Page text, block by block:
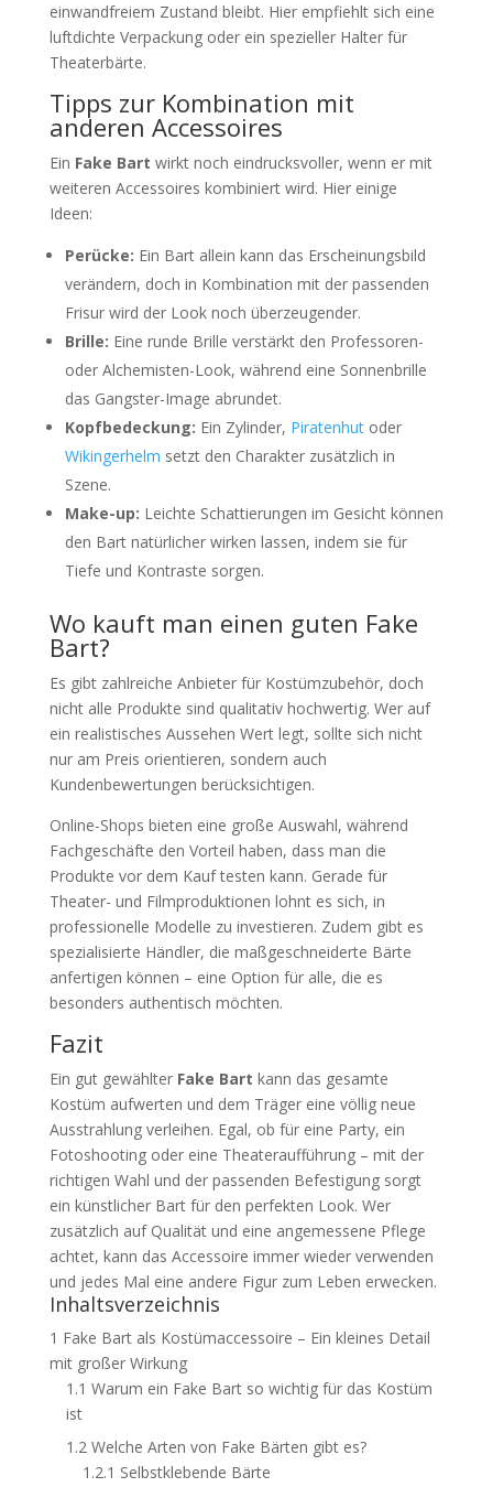
einwandfreiem Zustand bleibt. Hier empfiehlt sich eine
luftdichte Verpackung oder ein spezieller Halter für
Theaterbärte.
Tipps zur Kombination mit
anderen Accessoires
Ein Fake Bart wirkt noch eindrucksvoller, wenn er mit
weiteren Accessoires kombiniert wird. Hier einige
Ideen:
Perücke: Ein Bart allein kann das Erscheinungsbild
verändern, doch in Kombination mit der passenden
Frisur wird der Look noch überzeugender.
Brille: Eine runde Brille verstärkt den Professoren-
oder Alchemisten-Look, während eine Sonnenbrille
das Gangster-Image abrundet.
Kopfbedeckung: Ein Zylinder, Piratenhutoder
Wikingerhelm setzt den Charakter zusätzlich in
Szene.
Make-up: Leichte Schattierungen im Gesicht können
den Bart natürlicher wirken lassen, indem sie für
Tiefe und Kontraste sorgen.
Wo kauft man einen guten Fake
Bart?
Es gibt zahlreiche Anbieter für Kostümzubehör, doch
nicht alle Produkte sind qualitativ hochwertig. Wer auf
ein realistisches Aussehen Wert legt, sollte sich nicht
nur am Preis orientieren, sondern auch
Kundenbewertungen berücksichtigen.
Online-Shops bieten eine große Auswahl, während
Fachgeschäfte den Vorteil haben, dass man die
Produkte vor dem Kauf testen kann. Gerade für
Theater- und Filmproduktionen lohnt es sich, in
professionelle Modelle zu investieren. Zudem gibt es
spezialisierte Händler, die maßgeschneiderte Bärte
anfertigen können – eine Option für alle, die es
besonders authentisch möchten.
Fazit
Ein gut gewählter Fake Bart kann das gesamte
Kostüm aufwerten und dem Träger eine völlig neue
Ausstrahlung verleihen. Egal, ob für eine Party, ein
Fotoshooting oder eine Theateraufführung – mit der
richtigen Wahl und der passenden Befestigung sorgt
ein künstlicher Bart für den perfekten Look. Wer
zusätzlich auf Qualität und eine angemessene Pflege
achtet, kann das Accessoire immer wieder verwenden
und jedes Mal eine andere Figur zum Leben erwecken.
Inhaltsverzeichnis
1 Fake Bart als Kostümaccessoire – Ein kleines Detail
mit großer Wirkung
1.1 Warum ein Fake Bart so wichtig für das Kostüm
ist
1.2Welche Arten von Fake Bärten gibt es?
1.2.1 Selbstklebende Bärte